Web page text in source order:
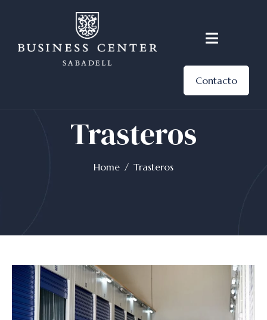
Contacto
Trasteros
Home Trasteros